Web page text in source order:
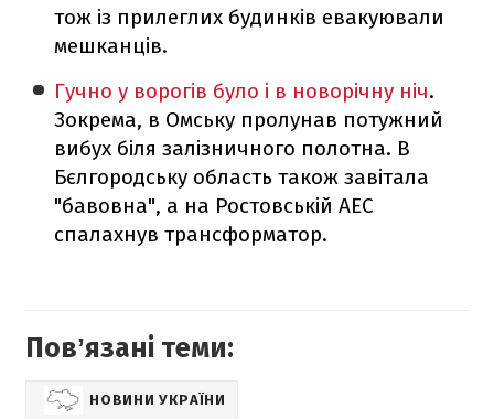
тож із прилеглих будинків евакуювали
мешканців.
Гучно у ворогів було і в новорічну ніч.
Зокрема, в Омську пролунав потужний
вибух біля залізничного полотна. В
Бєлгородську область також завітала
"бавовна", а на Ростовській АЕС
спалахнув трансформатор.
Повʼязані теми:
НОВИНИ УКРАЇНИ